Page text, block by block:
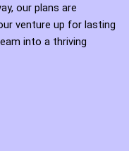
our plans are
venture up for lasting
into a thriving